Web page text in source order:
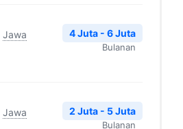
Jawa
4 Juta - 6 Juta
Bulanan
Jawa
2 Juta - 5 Juta
Bulanan